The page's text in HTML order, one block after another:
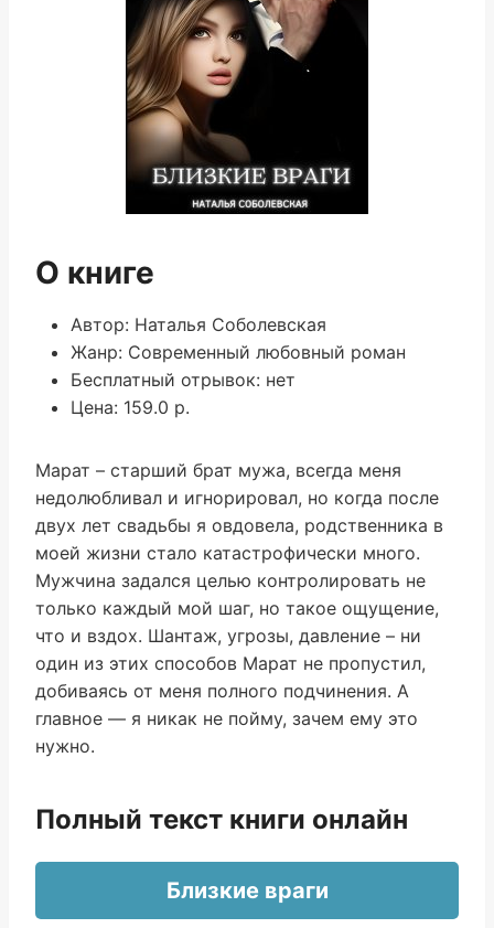
О книге
Автор: Наталья Соболевская
Жанр: Современный любовный роман
Бесплатный отрывок: нет
Цена: 159.0 р.
Марат – старший брат мужа, всегда меня
недолюбливал и игнорировал, но когда после
двух лет свадьбы я овдовела, родственника в
моей жизни стало катастрофически много.
Мужчина задался целью контролировать не
только каждый мой шаг, но такое ощущение,
что и вздох. Шантаж, угрозы, давление – ни
один из этих способов Марат не пропустил,
добиваясь от меня полного подчинения. А
главное — я никак не пойму, зачем ему это
нужно.
Полный текст книги онлайн
Близкие враги